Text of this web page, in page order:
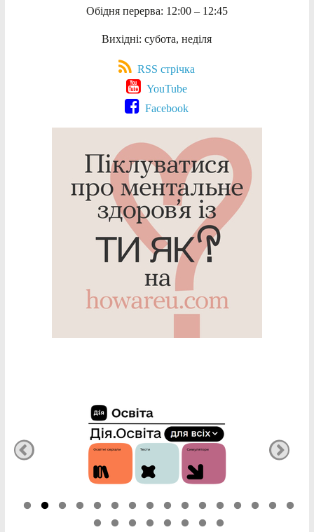
Обідня перерва: 12:00 – 12:45
Вихідні: субота, неділя
RSS стрічка
YouTube
Facebook